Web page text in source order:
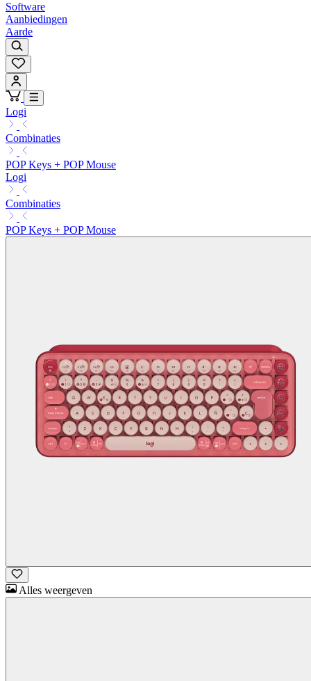
Software
Aanbiedingen
Aarde
Logi
Combinaties
POP Keys + POP Mouse
Logi
Combinaties
POP Keys + POP Mouse
Alles weergeven